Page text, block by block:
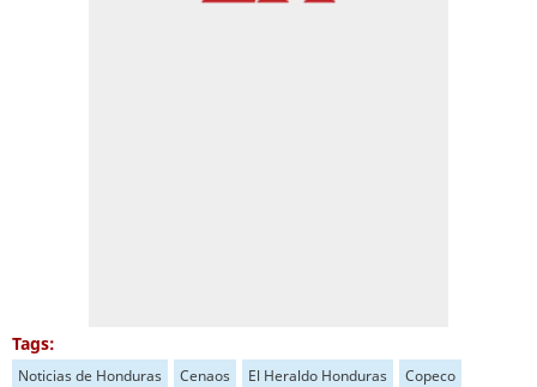
Tags:
Noticias de Honduras Cenaos El Heraldo Honduras
Copeco